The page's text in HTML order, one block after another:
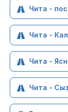
Чита -
Чита -
Чита -
Чита -